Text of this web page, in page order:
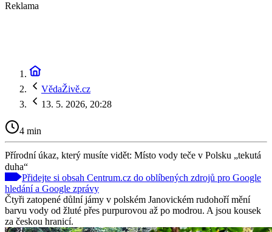
Reklama
VědaŽivě.cz
13. 5. 2026, 20:28
4 min
Přírodní úkaz, který musíte vidět: Místo vody teče v Polsku „tekutá
duha“
Přidejte si obsah Centrum.cz do oblíbených zdrojů pro Google
hledání a Google zprávy
Čtyři zatopené důlní jámy v polském Janovickém rudohoří mění
barvu vody od žluté přes purpurovou až po modrou. A jsou kousek
za českou hranicí.